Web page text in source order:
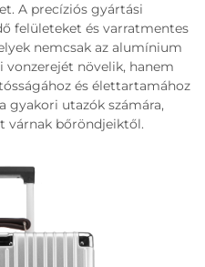
A precíziós gyártási
felületeket és varratmentes
nemcsak az alumínium
növelik, hanem
és élettartamához
gyakori utazók számára,
várnak bőröndjeiktől.